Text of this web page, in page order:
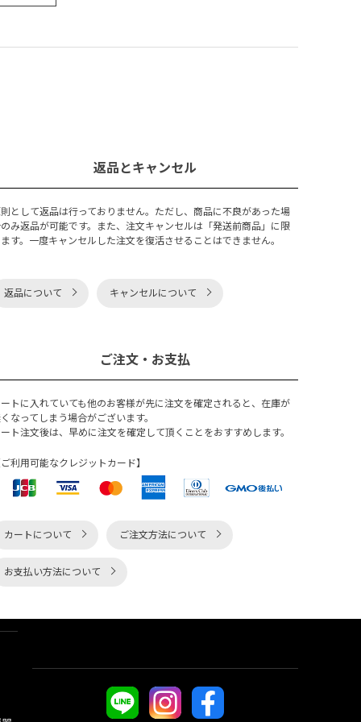
返品とキャンセル
として返品は行っておりません。ただし、商品に不良があった場
み返品が可能です。また、注文キャンセルは「発送前商品」に限
す。一度キャンセルした注文を復活させることはできません。
返品について キャンセルについて
ご注文・お支払
トに入れていても他のお客様が先に注文を確定されると、在庫が
なってしまう場合がございます。
ト注文後は、早めに注文を確定して頂くことをおすすめします。
利用可能なクレジットカード】
カートについて ご注文方法について
お支払い方法について